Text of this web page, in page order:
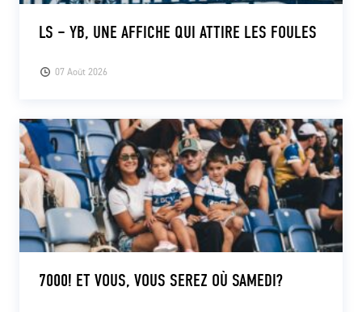
07 Août 2026
LS – YB, UNE AFFICHE QUI ATTIRE LES FOULES
7000! ET VOUS, VOUS SEREZ OÙ SAMEDI?